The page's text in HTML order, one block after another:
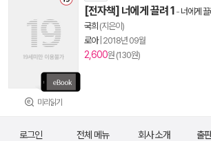
미리읽기
[전자책] 너에게 끌려 1 - 너에게 끌
국희 (지은이)
로아| 2018년 09월
2,600원 (130원)
로그인 전체 메뉴 회사 소개 출